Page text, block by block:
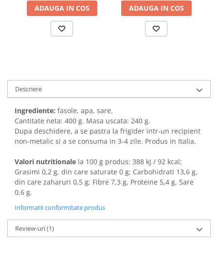
ADAUGA IN COS ADAUGA IN COS
Descriere
Ingrediente: fasole, apa, sare.
Cantitate neta: 400 g. Masa uscata: 240 g.
Dupa deschidere, a se pastra la frigider intr-un recipient
non-metalic si a se consuma in 3-4 zile. Produs in Italia.
Valori nutritionale la 100 g produs: 388 kJ / 92 kcal;
Grasimi 0,2 g, din care saturate 0 g; Carbohidrati 13,6 g,
din care zaharuri 0,5 g; Fibre 7,3 g, Proteine 5,4 g, Sare
0,6 g.
Informatii conformitate produs
Review-uri(1)